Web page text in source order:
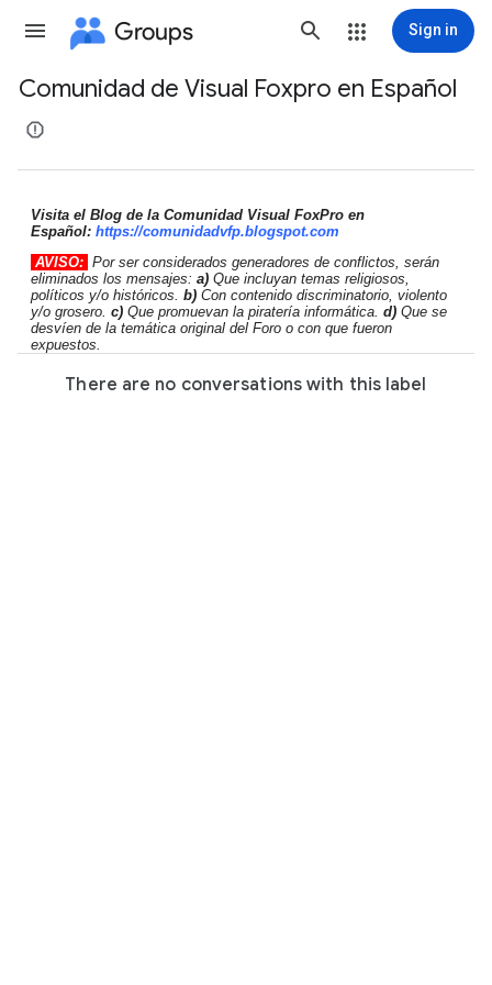
Groups Sign in
Group
path
Comunidad de Visual Foxpro en Español
Visita el Blog de la Comunidad Visual FoxPro en
Español: https://comunidadvfp.blogspot.com
AVISO: Por ser considerados generadores de conflictos, serán
eliminados los mensajes: a) Que incluyan temas religiosos,
políticos y/o históricos. b) Con contenido discriminatorio, violento
y/o grosero. c) Que promuevan la piratería informática. d) Que se
desvíen de la temática original del Foro o con que fueron
expuestos.
There are no conversations with this label